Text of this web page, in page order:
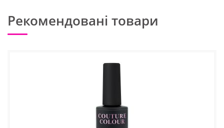
Рекомендовані товари